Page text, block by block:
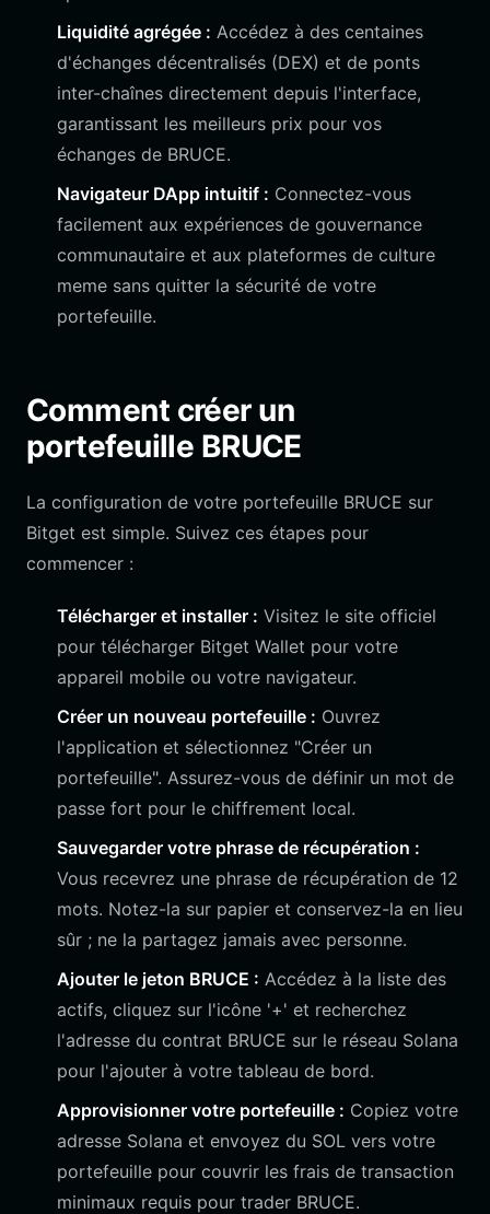
Liquidité agrégée : Accédez à des centaines
d'échanges décentralisés (DEX) et de ponts
inter-chaînes directement depuis l'interface,
garantissant les meilleurs prix pour vos
échanges de BRUCE.
Navigateur DApp intuitif : Connectez-vous
facilement aux expériences de gouvernance
communautaire et aux plateformes de culture
meme sans quitter la sécurité de votre
portefeuille.
Comment créer un
portefeuille BRUCE
La configuration de votre portefeuille BRUCE sur
Bitget est simple. Suivez ces étapes pour
commencer :
Télécharger et installer : Visitez le site officiel
pour télécharger Bitget Wallet pour votre
appareil mobile ou votre navigateur.
Créer un nouveau portefeuille : Ouvrez
l'application et sélectionnez "Créer un
portefeuille". Assurez-vous de définir un mot de
passe fort pour le chiffrement local.
Sauvegarder votre phrase de récupération :
Vous recevrez une phrase de récupération de 12
mots. Notez-la sur papier et conservez-la en lieu
sûr ; ne la partagez jamais avec personne.
Ajouter le jeton BRUCE : Accédez à la liste des
actifs, cliquez sur l'icône '+' et recherchez
l'adresse du contrat BRUCE sur le réseau Solana
pour l'ajouter à votre tableau de bord.
Approvisionner votre portefeuille : Copiez votre
adresse Solana et envoyez du SOL vers votre
portefeuille pour couvrir les frais de transaction
minimaux requis pour trader BRUCE.